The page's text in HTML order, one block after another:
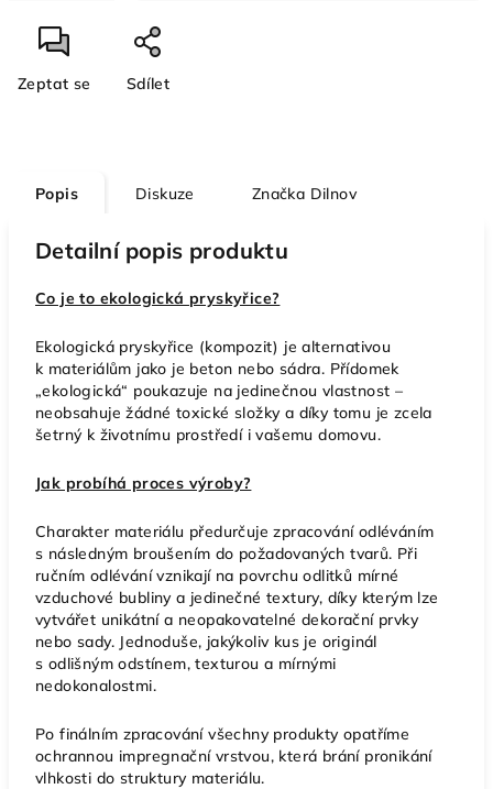
Zeptat se Sdílet
Popis Diskuze Značka Dilnov
Detailní popis produktu
Co je to ekologická pryskyřice?
Ekologická pryskyřice (kompozit) je alternativou
k materiálům jako je beton nebo sádra. Přídomek
„ekologická“ poukazuje na jedinečnou vlastnost –
neobsahuje žádné toxické složky a díky tomu je zcela
šetrný k životnímu prostředí i vašemu domovu.
Jak probíhá proces výroby?
Charakter materiálu předurčuje zpracování odléváním
s následným broušením do požadovaných tvarů. Při
ručním odlévání vznikají na povrchu odlitků mírné
vzduchové bubliny a jedinečné textury, díky kterým lze
vytvářet unikátní a neopakovatelné dekorační prvky
nebo sady. Jednoduše, jakýkoliv kus je originál
s odlišným odstínem, texturou a mírnými
nedokonalostmi.
Po finálním zpracování všechny produkty opatříme
ochrannou impregnační vrstvou, která brání pronikání
vlhkosti do struktury materiálu.